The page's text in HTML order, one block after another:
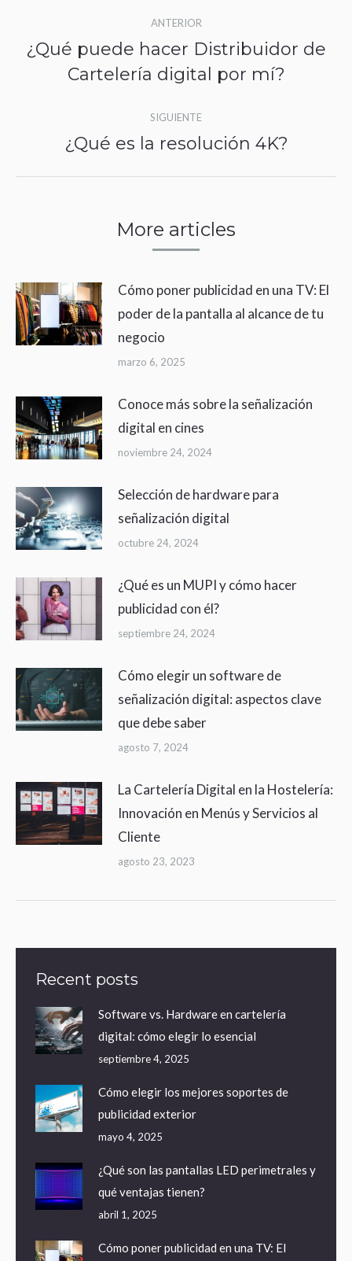
entre
publicaciones
ANTERIOR
Publicación
anterior:
¿Qué puede hacer Distribuidor de
Cartelería digital por mí?
SIGUIENTE
Publicación
¿Qué es la resolución 4K?
More articles
Cómo poner publicidad en una TV: El
poder de la pantalla al alcance de tu
negocio
marzo 6, 2025
Conoce más sobre la señalización
digital en cines
noviembre 24, 2024
Selección de hardware para
señalización digital
octubre 24, 2024
¿Qué es un MUPI y cómo hacer
publicidad con él?
septiembre 24, 2024
Cómo elegir un software de
señalización digital: aspectos clave
que debe saber
agosto 7, 2024
La Cartelería Digital en la Hostelería:
Innovación en Menús y Servicios al
Cliente
agosto 23, 2023
Recent posts
Software vs. Hardware en cartelería
digital: cómo elegir lo esencial
septiembre 4, 2025
Cómo elegir los mejores soportes de
publicidad exterior
mayo 4, 2025
¿Qué son las pantallas LED perimetrales y
qué ventajas tienen?
abril 1, 2025
Cómo poner publicidad en una TV: El